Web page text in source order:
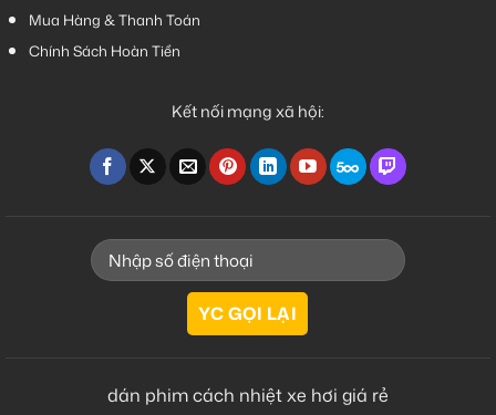
Mua Hàng & Thanh Toán
Chính Sách Hoàn Tiền
Kết nối mạng xã hội:
dán phim cách nhiệt xe hơi giá rẻ